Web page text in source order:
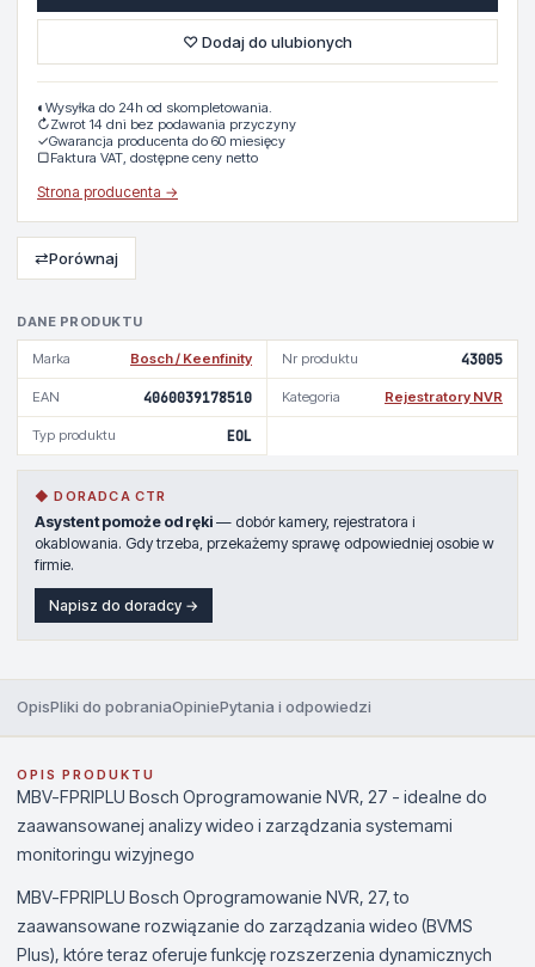
DANE PRODUKTU
Marka Bosch / Keenfinity Nr produktu 43005
EAN 4060039178510 Kategoria Rejestratory NVR
Typ produktu EOL
◆ DORADCA CTR
Asystent pomoże od ręki — dobór kamery, rejestratora i
okablowania. Gdy trzeba, przekażemy sprawę odpowiedniej osobie w
firmie.
Napisz do doradcy →
♡ Dodaj do ulubionych
◐ Wysyłka do 24h od skompletowania.
↻Zwrot 14 dni bez podawania przyczyny
✓Gwarancja producenta do 60 miesięcy
▢Faktura VAT, dostępne ceny netto
Strona producenta →
⇄Porównaj
OpisPliki do pobraniaOpiniePytania i odpowiedzi
OPIS PRODUKTU
MBV-FPRIPLU Bosch Oprogramowanie NVR, 27 - idealne do
zaawansowanej analizy wideo i zarządzania systemami
monitoringu wizyjnego
MBV-FPRIPLU Bosch Oprogramowanie NVR, 27, to
zaawansowane rozwiązanie do zarządzania wideo (BVMS
Plus), które teraz oferuje funkcję rozszerzenia dynamicznych